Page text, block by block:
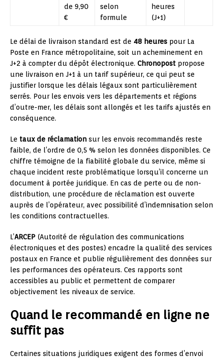
de 9,90
€
selon
formule
heures
(J+1)
Le délai de livraison standard est de 48 heures pour La
Poste en France métropolitaine, soit un acheminement en
J+2 à compter du dépôt électronique. Chronopost propose
une livraison en J+1 à un tarif supérieur, ce qui peut se
justifier lorsque les délais légaux sont particulièrement
serrés. Pour les envois vers les départements et régions
d’outre-mer, les délais sont allongés et les tarifs ajustés en
conséquence.
Le taux de réclamation sur les envois recommandés reste
faible, de l’ordre de 0,5 % selon les données disponibles. Ce
chiffre témoigne de la fiabilité globale du service, même si
chaque incident reste problématique lorsqu’il concerne un
document à portée juridique. En cas de perte ou de non-
distribution, une procédure de réclamation est ouverte
auprès de l’opérateur, avec possibilité d’indemnisation selon
les conditions contractuelles.
L’ARCEP (Autorité de régulation des communications
électroniques et des postes) encadre la qualité des services
postaux en France et publie régulièrement des données sur
les performances des opérateurs. Ces rapports sont
accessibles au public et permettent de comparer
objectivement les niveaux de service.
Quand le recommandé en ligne ne
suffit pas
Certaines situations juridiques exigent des formes d’envoi